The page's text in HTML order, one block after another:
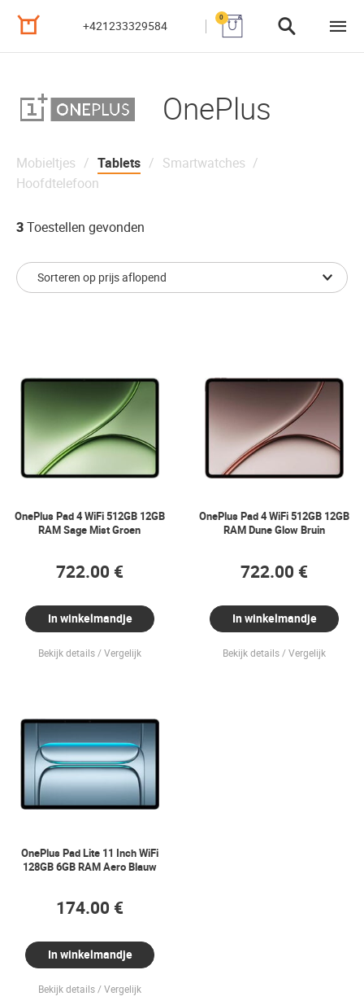
+421233329584
0
OnePlus
Mobieltjes Tablets
Smartwatches
Hoofdtelefoon
3 Toestellen gevonden
OnePlus Pad 4 WiFi 512GB 12GB
RAM Sage Mist Groen
722.00 €
In winkelmandje
Bekijk details Vergelijk
OnePlus Pad 4 WiFi 512GB 12GB
RAM Dune Glow Bruin
722.00 €
In winkelmandje
Bekijk details Vergelijk
OnePlus Pad Lite 11 Inch WiFi
128GB 6GB RAM Aero Blauw
174.00 €
In winkelmandje
Bekijk details Vergelijk